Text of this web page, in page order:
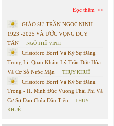
Đọc thêm
GIÁO SƯ TRẦN NGỌC NINH
1923 -2025 VÀ ƯỚC VỌNG DUY
TÂN
NGÔ THẾ VINH
Cristoforo Borri Và Ký Sự Đàng
Trong Iii. Quan Khám Lý Trần Đức Hòa
Và Cơ Sở Nước Mặn
THỤY KHUÊ
Cristoforo Borri Và Ký Sự Đàng
Trong - II. Minh Đức Vương Thái Phi Và
Cơ Sở Đạo Chúa Đầu Tiên
THỤY
KHUÊ